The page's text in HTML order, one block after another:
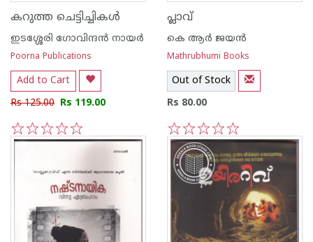
കറുത്ത ചെട്ടിച്ചികള്‍
ഇടശ്ശേരി ഗോവിന്ദന്‍ നായര്‍
Poorna Publications
Add to Cart
Rs 125.00 Rs 119.00
5
4
3
2
1
പ്ലാവ്
കെ ആര്‍ ജയന്‍
Mathrubhumi Books
Out of Stock
Rs 80.00
5
4
3
2
1